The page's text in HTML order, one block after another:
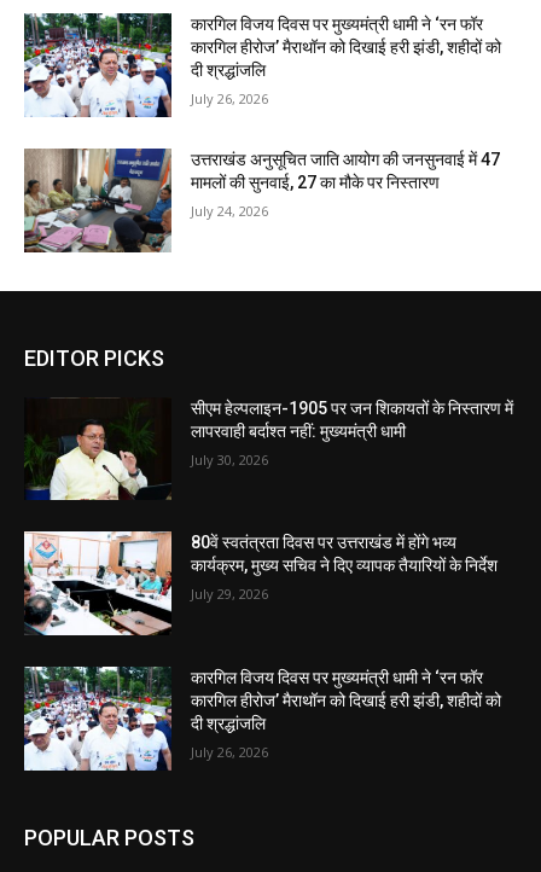
कारगिल विजय दिवस पर मुख्यमंत्री धामी ने ‘रन फॉर
कारगिल हीरोज’ मैराथॉन को दिखाई हरी झंडी, शहीदों को
दी श्रद्धांजलि
July 26, 2026
उत्तराखंड अनुसूचित जाति आयोग की जनसुनवाई में 47
मामलों की सुनवाई, 27 का मौके पर निस्तारण
July 24, 2026
EDITOR PICKS
सीएम हेल्पलाइन-1905 पर जन शिकायतों के निस्तारण में
लापरवाही बर्दाश्त नहीं: मुख्यमंत्री धामी
July 30, 2026
80वें स्वतंत्रता दिवस पर उत्तराखंड में होंगे भव्य
कार्यक्रम, मुख्य सचिव ने दिए व्यापक तैयारियों के निर्देश
July 29, 2026
कारगिल विजय दिवस पर मुख्यमंत्री धामी ने ‘रन फॉर
कारगिल हीरोज’ मैराथॉन को दिखाई हरी झंडी, शहीदों को
दी श्रद्धांजलि
July 26, 2026
POPULAR POSTS